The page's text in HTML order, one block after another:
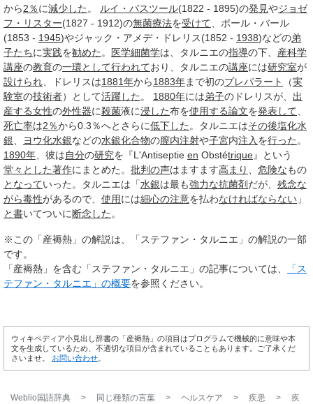
から2％に減少した 。 ルイ・パスツール(1822 - 1895)の発見やジョゼ
フ・リスター(1827 - 1912)の無菌療法を受けて 、ポール・バール
(1853 - 1945)やジャック・アメデ・ドレリス(1852 - 1938)などの弟
子たちに実践を勧めた 。 医学細菌学は、タルニエの指導の下、 産科学
講座の教育の一環として行われており、タルニエの講座には研究室が
設けられ 、ドレリスは1881年から1883年まで初のプレパラート （実
験室の技術者）として活躍した 。 1880年には弟子のドレリスが、 出
産する女性の外性器に殺菌液に浸した布を使用する論文を発表して
死亡率は2％から0.3％へとさらに低下した 。タルニエはその後塩化水
銀
ヨウ化水銀などの水銀化合物の膣内注射や子宮内注入 を行った 。
1890年 、彼は自分の研究を『L'Antiseptie en Obstétrique』という
堂々とした著作にまとめた。 批判の声はますます高まり 危険なもの
となっていった。タルニエは「水銀は最も強力な抗菌剤 だが、 残念な
がら毒性があるので、 使用には細心の注意を払わなければならない 」
と書いてついに断念した 。
※この「産褥熱」の解説は、「ステファン・タルニエ」の解説の一部
です。
「産褥熱」を含む「ステファン・タルニエ」の記事については、
「ス
テファン・タルニエ」の概要を参照ください。
ウィキペディア小見出し辞書の「産褥熱」の項目はプログラムで機械的に意味や本
文を生成しているため、不適切な項目が含まれていることもあります。ご了承くだ
さいませ。 お問い合わせ
Weblio国語辞典 > 同じ種類の言葉 > ヘルスケア > 疾患 >
疾